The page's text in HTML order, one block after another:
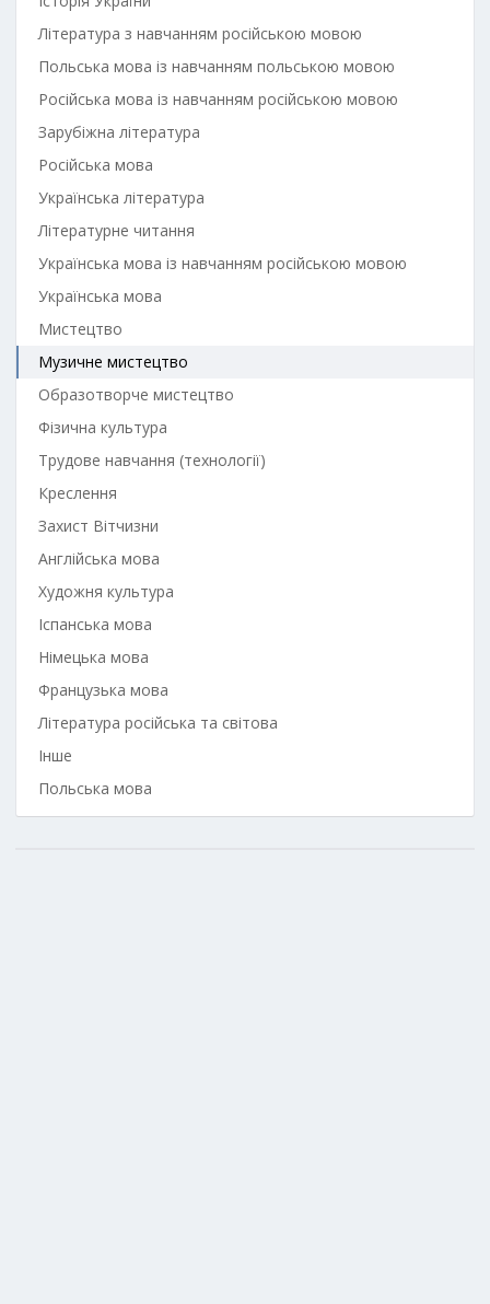
Література з навчанням російською мовою
Польська мова із навчанням польською мовою
Російська мова із навчанням російською мовою
Зарубіжна література
Російська мова
Українська література
Літературне читання
Українська мова із навчанням російською мовою
Українська мова
Мистецтво
Музичне мистецтво
Образотворче мистецтво
Фізична культура
Трудове навчання (технології)
Креслення
Захист Вітчизни
Англійська мова
Художня культура
Іспанська мова
Німецька мова
Французька мова
Література російська та світова
Інше
Польська мова